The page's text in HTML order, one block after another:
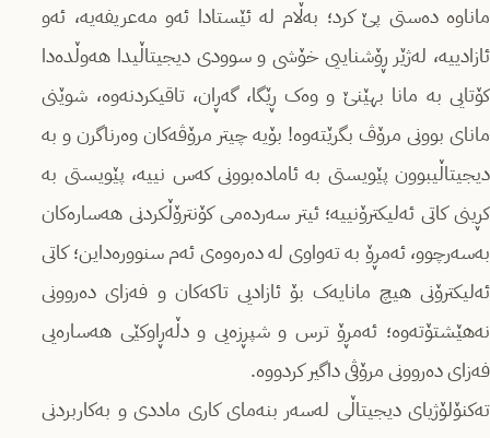
ماناوە دەستی پێ کرد؛ بەڵام لە ئێستادا ئەو مەعریفەیە، ئەو
ئازادییە، لەژێر ڕۆشناییی خۆشی و سوودی دیجیتاڵیدا هەوڵدەدا
کۆتایی بە مانا بهێنێ و وەک ڕێگا، گەڕان، تاقیکردنەوە، شوێنی
مانای بوونی مرۆڤ بگرێتەوە! بۆیە چیتر مرۆڤەکان وەرناگرن و بە
دیجیتاڵیبوون پێویستی بە ئامادەبوونی کەس نییە، پێویستی بە
کڕینی کاتی ئەلیكترۆنییە؛ ئیتر سەردەمی کۆنترۆڵکردنی هەسارەکان
بەسەرچوو، ئەمڕۆ بە تەواوی لە دەرەوەی ئەم سنوورەداین؛ کاتی
ئەلیكترۆنی هیچ مانایەک بۆ ئازادیی تاکەکان و فەزای دەروونی
نەهێشتۆتەوە؛ ئەمڕۆ ترس و شپڕزەیی و دڵەڕاوکێی هەسارەیی
فەزای دەروونی مرۆڤی داگیر كردووە.
تەكنۆلۆژیای دیجیتاڵی لەسەر بنەمای کاری ماددی و بەكاربردنی